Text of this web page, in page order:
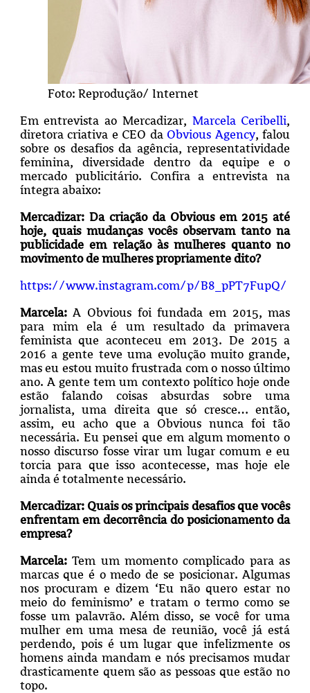
Foto: Reprodução/ Internet
Em entrevista ao Mercadizar, Marcela Ceribelli,
diretora criativa e CEO da Obvious Agency, falou
sobre os desafios da agência, representatividade
feminina, diversidade dentro da equipe e o
mercado publicitário. Confira a entrevista na
íntegra abaixo:
Mercadizar: Da criação da Obvious em 2015 até
hoje, quais mudanças vocês observam tanto na
publicidade em relação às mulheres quanto no
movimento de mulheres propriamente dito?
https://www.instagram.com/p/B8_pPT7FupQ/
Marcela:A Obvious foi fundada em 2015, mas
para mim ela é um resultado da primavera
feminista que aconteceu em 2013. De 2015 a
2016 a gente teve uma evolução muito grande,
mas eu estou muito frustrada com o nosso último
ano. A gente tem um contexto político hoje onde
estão falando coisas absurdas sobre uma
jornalista, uma direita que só cresce… então,
assim, eu acho que a Obvious nunca foi tão
necessária. Eu pensei que em algum momento o
nosso discurso fosse virar um lugar comum e eu
torcia para que isso acontecesse, mas hoje ele
ainda é totalmente necessário.
Mercadizar: Quais os principais desafios que vocês
enfrentam em decorrência do posicionamento da
empresa?
Marcela:Tem um momento complicado para as
marcas que é o medo de se posicionar. Algumas
nos procuram e dizem ‘Eu não quero estar no
meio do feminismo’ e tratam o termo como se
fosse um palavrão. Além disso, se você for uma
mulher em uma mesa de reunião, você já está
perdendo, pois é um lugar que infelizmente os
homens ainda mandam e nós precisamos mudar
drasticamente quem são as pessoas que estão no
topo.